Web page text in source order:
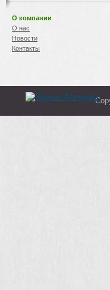
О компании
О нас
Новости
Контакты